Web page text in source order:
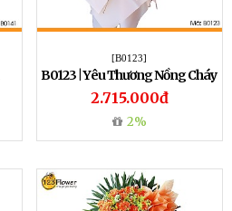
[B0123]
B0123 | Yêu Thương Nồng Cháy
2.715.000đ
2%